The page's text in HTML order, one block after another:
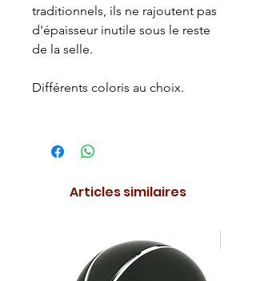
traditionnels, ils ne rajoutent pas
d'épaisseur inutile sous le reste
de la selle.
Différents coloris au choix.
Articles similaires